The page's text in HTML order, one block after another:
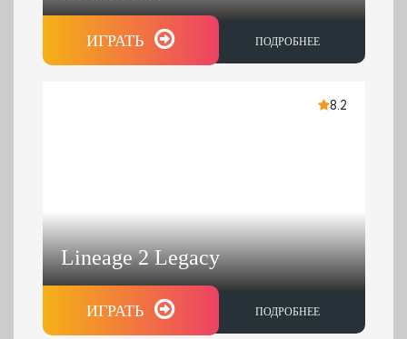
ИГРАТЬ ПОДРОБНЕЕ
8.2
Lineage 2 Legacy
ИГРАТЬ ПОДРОБНЕЕ